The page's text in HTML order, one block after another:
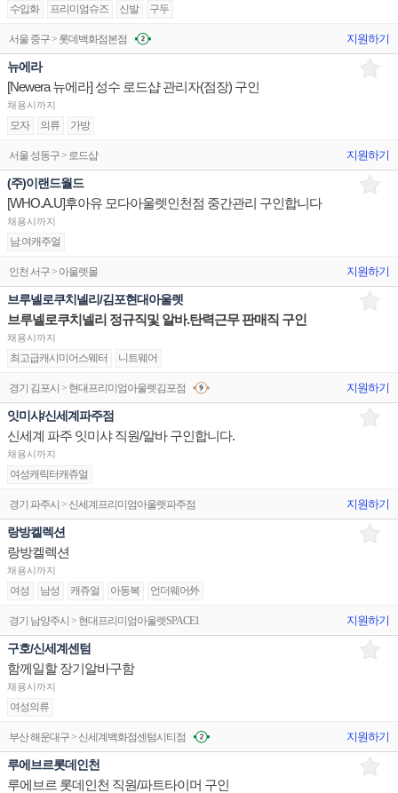
수입화 프리미엄슈즈 신발 구두
서울 중구 > 롯데백화점본점 지원하기
뉴에라
[Newera 뉴에라] 성수 로드샵 관리자(점장) 구인
채용시까지
모자 의류 가방
서울 성동구 > 로드샵 지원하기
(주)이랜드월드
[WHO.A.U]후아유 모다아울렛인천점 중간관리 구인합니다
채용시까지
남.여캐주얼
인천 서구 > 아울렛몰 지원하기
브루넬로쿠치넬리/김포현대아울렛
브루넬로쿠치넬리 정규직및 알바.탄력근무 판매직 구인
채용시까지
최고급캐시미어스웨터 니트웨어
경기 김포시 > 현대프리미엄아울렛김포점 지원하기
잇미샤/신세계파주점
신세계 파주 잇미샤 직원/알바 구인합니다.
채용시까지
여성캐릭터캐쥬얼
경기 파주시 > 신세계프리미엄아울렛파주점 지원하기
랑방켈렉션
랑방켈렉션
채용시까지
여성 남성 캐쥬얼 아동복 언더웨어外
경기 남양주시 > 현대프리미엄아울렛SPACE1 지원하기
구호/신세계센텀
함께일할 장기알바구함
채용시까지
여성의류
부산 해운대구 > 신세계백화점센텀시티점 지원하기
루에브르롯데인천
루에브르 롯데인천 직원/파트타이머 구인